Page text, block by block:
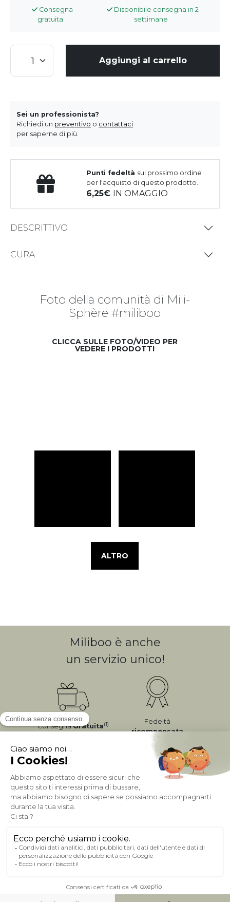
Consegna
gratuita
Disponibile consegna in 2
settimane
Aggiungi al carrello
Sei un professionista?
Richiedi un preventivo o contattaci
per saperne di più.
Punti fedeltà sul prossimo ordine
per l'acquisto di questo prodotto.
6,25 IN OMAGGIO
DESCRITTIVO
CURA
Foto della comunità di Mili-
Sphère #miliboo
CLICCA SULLE FOTO/VIDEO PER
VEDERE I PRODOTTI
ALTRO
Miliboo è anche
un servizio unico!
ConsegnaGratuita(1)
Fedeltà
ricompensata
Pagamento sicuro
A PROPOSITO DI MILIBOO
AIUTO & CONTATTO